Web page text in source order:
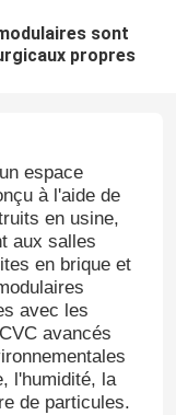
sont
propres
espace
à l'aide de
en usine,
aux salles
en brique et
avec les
avancés
l'humidité, la
de particules.